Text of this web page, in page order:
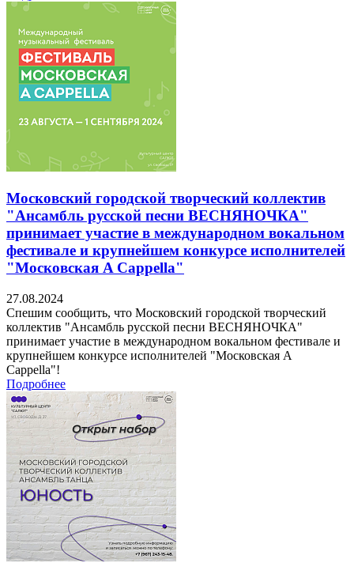
Московский городской творческий коллектив
"Ансамбль русской песни ВЕСНЯНОЧКА"
принимает участие в международном вокальном
фестивале и крупнейшем конкурсе исполнителей
"Московская A Cappella"
27.08.2024
Спешим сообщить, что Московский городской творческий
коллектив "Ансамбль русской песни ВЕСНЯНОЧКА"
принимает участие в международном вокальном фестивале и
крупнейшем конкурсе исполнителей "Московская A
Cappella"!
Подробнее